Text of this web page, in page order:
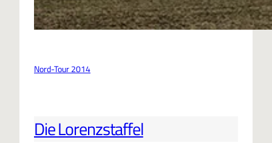
Nord-Tour 2014
Die Lorenzstaffel